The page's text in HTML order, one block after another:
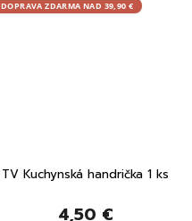
DOPRAVA ZDARMA NAD 39,90 €
TV Kuchynská handrička 1 ks
4,50 €